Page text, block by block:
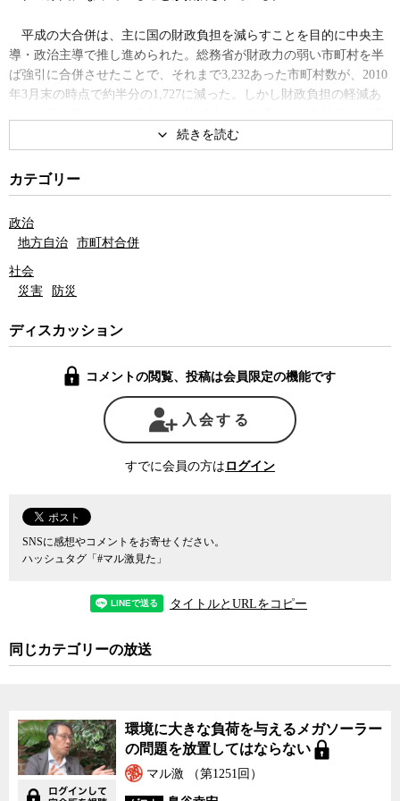
平成の大合併は、主に国の財政負担を減らすことを目的に中央主
導・政治主導で推し進められた。総務省が財政力の弱い市町村を半
ば強引に合併させたことで、それまで3,232あった市町村数が、2010
年3月末の時点で約半分の1,727に減った。しかし財政負担の軽減あ
矢理くっつけることになり、結果的に住民サービスの低下をもたら
すなどの弊害がかねてより指摘されてきた。その弊害が顕著に現わ
れたのが災害への対応だったと、総務省の元官僚でもある神奈川大
学法学部教授の幸田雅治氏は語る。
東日本大震災で大きな被害を受けた石巻市は、「大合併」で旧石
巻市と周辺の6つの町が合併していたが、河川や地形などによって地
理的に分断された地域同士の合併で、産業構造が異なる地域を一つ
の自治体として括ることには、元々無理があった。そのため、震災
り、復旧段階でも生活支援が遅れるなどの問題が出ていた。大きな
市に併合される形となった周辺の市町村では、何をするにも遠くな
った本庁におうかがいをたてなくてはならず、時間的なロスも多く
発生した。幸田氏は、特に復旧・復興段階で、地域の自己決定力の
喪失が大きな問題だったと指摘する。
た」、と幸田氏は語るが、いつ襲ってくるかわからない災害への対
服したらよいのだろうか。
幸田氏は、総合支所や分庁舎に地域をよく知る職員を置き、災害
時を含めてある程度地域に権限を委譲するなどの方策を考える必要
組みを作ることが重要だという。
自治体合併の影響は防災だけにとどまらず、教育、福祉、医療な
ど他のサービスにも及んでいる。財政負担の削減は重要だが、住民
基礎自治体の規模はどのくらいが望ましいのか。日本の地方自治
はどうあるべきか。「平成の大合併」は住民不在の理念なき合併だ
ったと指摘する幸田雅治氏に、社会学者の宮台真司とジャーナリス
カテゴリー
政治
地方自治
市町村合併
社会
災害
防災
ディスカッション
コメントの閲覧、投稿は会員限定の機能です
入会する
すでに会員の方は ログイン
SNSに感想やコメントをお寄せください。
ハッシュタグ「#マル激見た」
タイトルとURLをコピー
同じカテゴリーの放送
環境に大きな負荷を与えるメガソーラー
の問題を放置してはならない
マル激 （第1251回）